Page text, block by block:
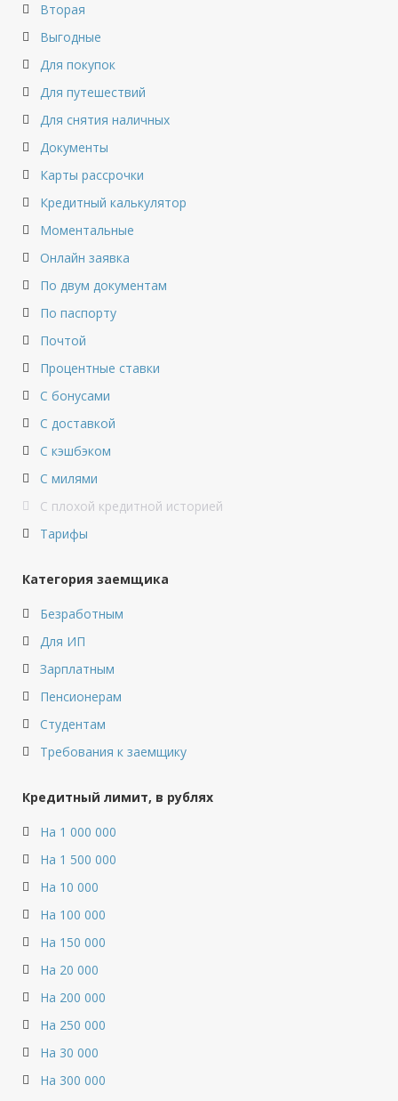
Вторая
Выгодные
Для покупок
Для путешествий
Для снятия наличных
Документы
Карты рассрочки
Кредитный калькулятор
Моментальные
Онлайн заявка
По двум документам
По паспорту
Почтой
Процентные ставки
С бонусами
С доставкой
С кэшбэком
С милями
С плохой кредитной историей
Тарифы
Категория заемщика
Безработным
Для ИП
Зарплатным
Пенсионерам
Студентам
Требования к заемщику
Кредитный лимит, в рублях
На 1 000 000
На 1 500 000
На 10 000
На 100 000
На 150 000
На 20 000
На 200 000
На 250 000
На 30 000
На 300 000